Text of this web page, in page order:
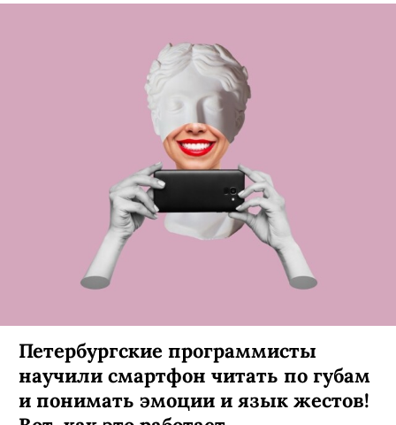
Петербургские программисты
научили смартфон читать по губам
и понимать эмоции и язык жестов!